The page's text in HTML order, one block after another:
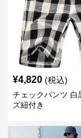
¥4,820 (税込)
チェックパンツ 白
ズ紐付き